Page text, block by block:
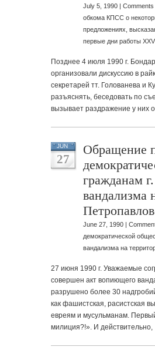
July 5, 1990 |
обкома КПСС о
предложениях,
первые дни работы
Позднее 4 июля 1990 г.
организовали дискуссию в
секретарей тт. Голованева и
разъяснять, беседовать по
вызывает раздражение у них
JUN
27
Обращение
гражданам
вандализма
June 27, 1990 |
демократической
вандализма на
27 июня 1990 г. Уважаемые
совершен акт вопиющего
разрушено более 30
как фашистская, расистская
евреям и мусульманам.
милиция?!». И действительно,